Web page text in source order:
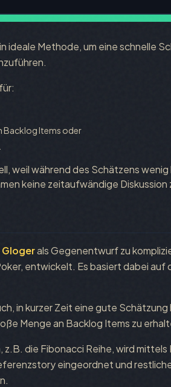
ideale Methode, um eine schnelle
Backlog Items oder
weil während des Schätzens wenig
keine zeitaufwändige Diskussion
Glogerals Gegenentwurf zu
entwickelt. Es basiert dabei auf
in kurzer Zeit eine gute Schätzung
Menge an Backlog Items zu
die Fibonacci Reihe, wird mittels
eingeordnet und